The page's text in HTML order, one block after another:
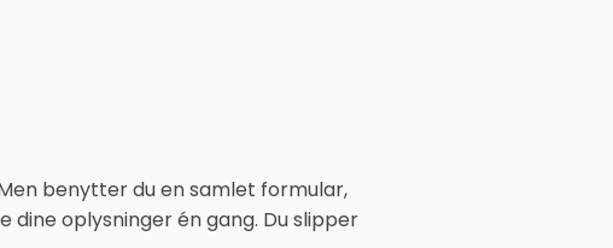
benytter du en samlet formular,
oplysninger én gang. Du slipper